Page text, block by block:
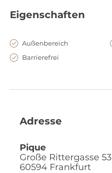
Eigenschaften
Außenbereich
Barrierefrei
Adresse
Pique
Große Rittergasse 53
60594 Frankfurt